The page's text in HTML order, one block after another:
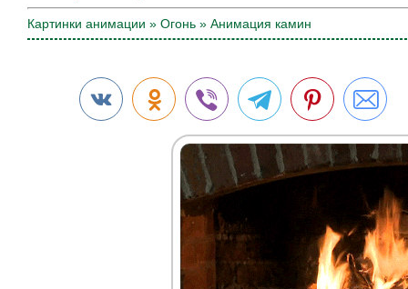
Картинки анимации » Огонь » Анимация камин